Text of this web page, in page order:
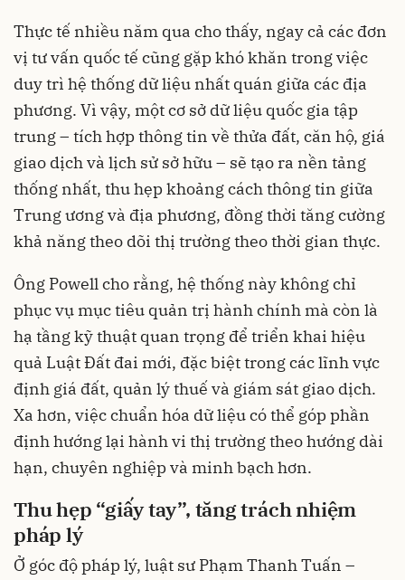
Thực tế nhiều năm qua cho thấy, ngay cả các đơn
vị tư vấn quốc tế cũng gặp khó khăn trong việc
duy trì hệ thống dữ liệu nhất quán giữa các địa
phương. Vì vậy, một cơ sở dữ liệu quốc gia tập
trung – tích hợp thông tin về thửa đất, căn hộ, giá
giao dịch và lịch sử sở hữu – sẽ tạo ra nền tảng
thống nhất, thu hẹp khoảng cách thông tin giữa
Trung ương và địa phương, đồng thời tăng cường
khả năng theo dõi thị trường theo thời gian thực.
Ông Powell cho rằng, hệ thống này không chỉ
phục vụ mục tiêu quản trị hành chính mà còn là
hạ tầng kỹ thuật quan trọng để triển khai hiệu
quả Luật Đất đai mới, đặc biệt trong các lĩnh vực
định giá đất, quản lý thuế và giám sát giao dịch.
Xa hơn, việc chuẩn hóa dữ liệu có thể góp phần
định hướng lại hành vi thị trường theo hướng dài
hạn, chuyên nghiệp và minh bạch hơn.
Thu hẹp “giấy tay”, tăng trách nhiệm
pháp lý
Ở góc độ pháp lý, luật sư Phạm Thanh Tuấn –